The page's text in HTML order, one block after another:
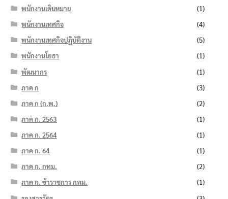
พนักงานเดินหมาย
(1)
พนักงานเทศกิจ
(4)
พนักงานเทศกิจปฏิบัติงาน
(5)
พนักงานโยธา
(1)
พัฒนากร
(1)
ภาค ก
(3)
ภาค ก (ก.พ.)
(2)
ภาค ก. 2563
(1)
ภาค ก. 2564
(1)
ภาค ก. 64
(1)
ภาค ก. กทม.
(2)
ภาค ก. ข้าราชการ กทม.
(1)